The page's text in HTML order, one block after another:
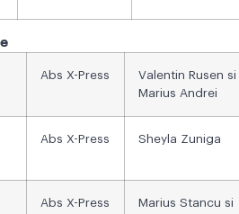
Abs X-Press
Valentin Rusen si
Marius Andrei
Abs X-Press Sheyla Zuniga
Abs X-Press
Marius Stancu si